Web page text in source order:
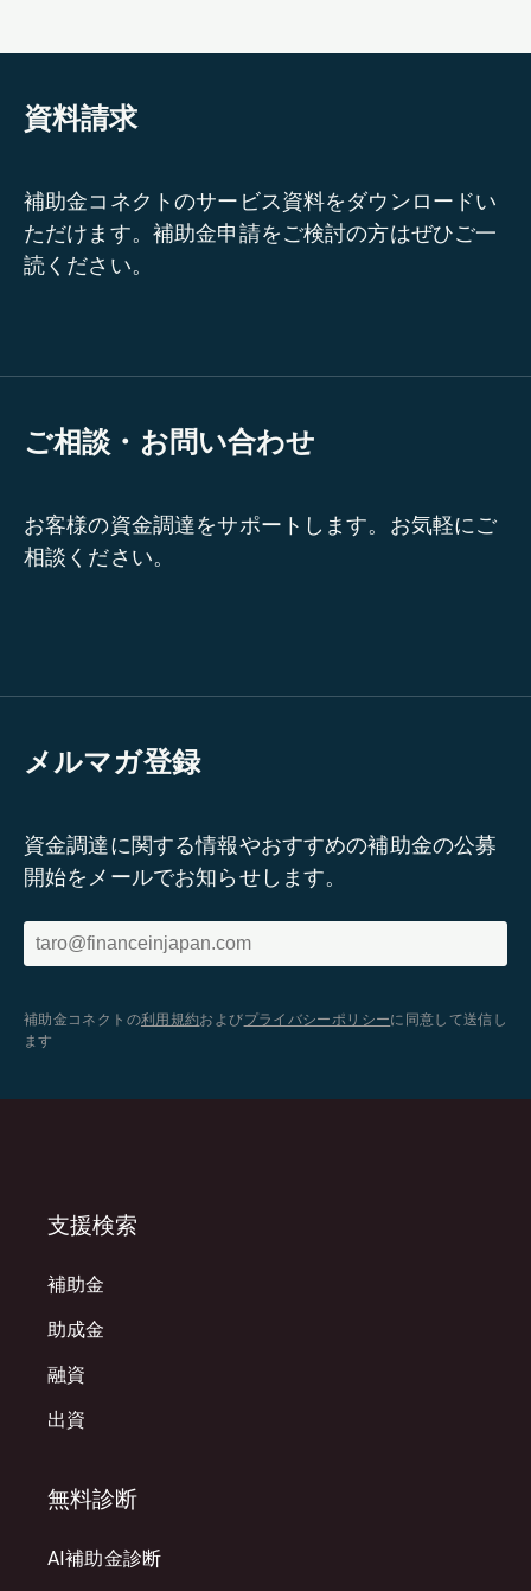
資料請求
補助金コネクトのサービス資料をダウンロードい
ただけます。補助金申請をご検討の方はぜひご一
読ください。
ご相談・お問い合わせ
お客様の資金調達をサポートします。お気軽にご
相談ください。
メルマガ登録
資金調達に関する情報やおすすめの補助金の公募
開始をメールでお知らせします。
補助金コネクトの利用規約およびプライバシーポリシーに同意して送信し
ます
支援検索
補助金
助成金
融資
出資
無料診断
AI補助金診断